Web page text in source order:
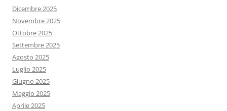
Dicembre 2025
Novembre 2025
Ottobre 2025
Settembre 2025
Agosto 2025
Luglio 2025
Giugno 2025
Maggio 2025
Aprile 2025